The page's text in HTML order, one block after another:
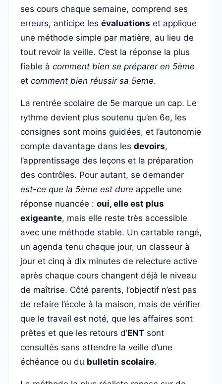
ses cours chaque semaine, comprend ses
erreurs, anticipe les évaluations et applique
une méthode simple par matière, au lieu de
tout revoir la veille. C’est la réponse la plus
fiable à comment bien se préparer en 5ème
et comment bien réussir sa 5eme.
La rentrée scolaire de 5e marque un cap. Le
rythme devient plus soutenu qu’en 6e, les
consignes sont moins guidées, et l’autonomie
compte davantage dans les devoirs,
l’apprentissage des leçons et la préparation
des contrôles. Pour autant, se demander
est-ce que la 5ème est dure appelle une
réponse nuancée : oui, elle est plus
exigeante, mais elle reste très accessible
avec une méthode stable. Un cartable rangé,
un agenda tenu chaque jour, un classeur à
jour et cinq à dix minutes de relecture active
après chaque cours changent déjà le niveau
de maîtrise. Côté parents, l’objectif n’est pas
de refaire l’école à la maison, mais de vérifier
que le travail est noté, que les affaires sont
prêtes et que les retours d’ENT sont
consultés sans attendre la veille d’une
échéance ou du bulletin scolaire.